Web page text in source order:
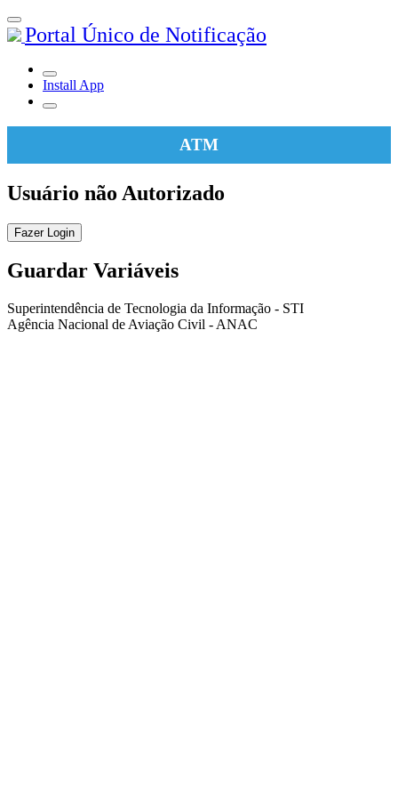
Portal Único de Notificação
Install App
ATM
Usuário não Autorizado
Fazer Login
Guardar Variáveis
Superintendência de Tecnologia da Informação - STI
Agência Nacional de Aviação Civil - ANAC